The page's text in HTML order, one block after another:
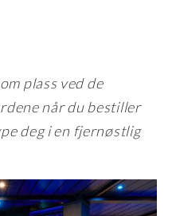
plass ved de
når du bestiller
deg i en fjernøstlig